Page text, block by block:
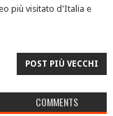
più visitato d'Italia e
POST PIÙ VECCHI
COMMENTS